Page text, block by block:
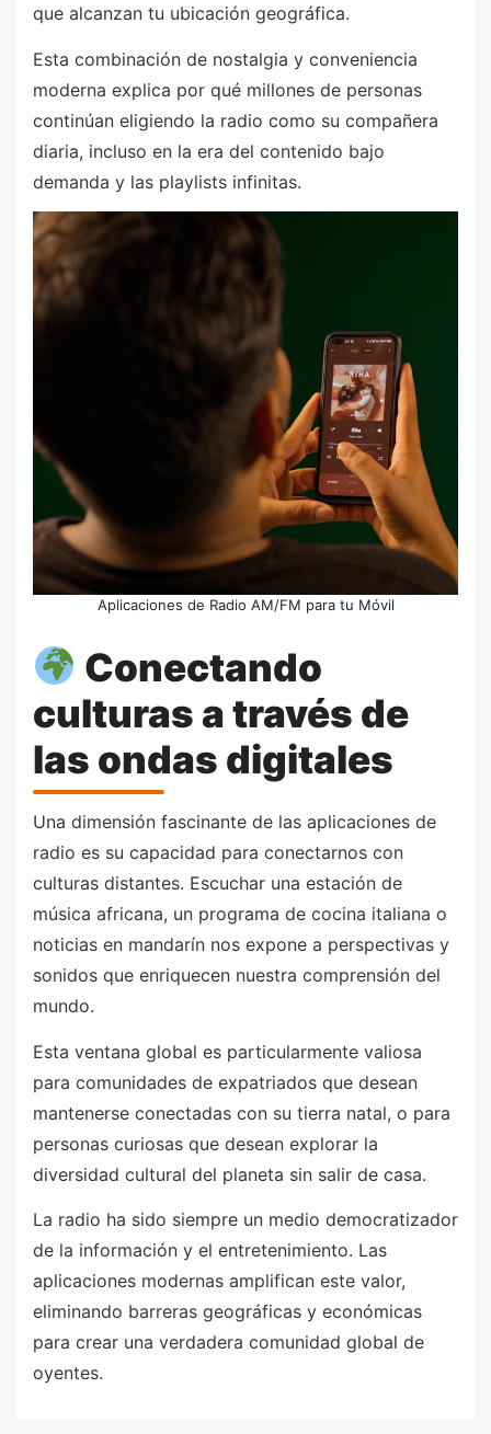
que alcanzan tu ubicación geográfica.
Esta combinación de nostalgia y conveniencia
moderna explica por qué millones de personas
continúan eligiendo la radio como su compañera
diaria, incluso en la era del contenido bajo
demanda y las playlists infinitas.
Aplicaciones de Radio AM/FM para tu Móvil
Conectando
culturas a través de
las ondas digitales
Una dimensión fascinante de las aplicaciones de
radio es su capacidad para conectarnos con
culturas distantes. Escuchar una estación de
música africana, un programa de cocina italiana o
noticias en mandarín nos expone a perspectivas y
sonidos que enriquecen nuestra comprensión del
mundo.
Esta ventana global es particularmente valiosa
para comunidades de expatriados que desean
mantenerse conectadas con su tierra natal, o para
personas curiosas que desean explorar la
diversidad cultural del planeta sin salir de casa.
La radio ha sido siempre un medio democratizador
de la información y el entretenimiento. Las
aplicaciones modernas amplifican este valor,
eliminando barreras geográficas y económicas
para crear una verdadera comunidad global de
oyentes.